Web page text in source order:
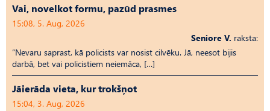
Vai, novelkot formu, pazūd prasmes
15:08, 5. Aug, 2026
Seniore V. raksta:
“Nevaru saprast, kā policists var nosist cilvēku. Jā, neesot bijis
darbā, bet vai policistiem neiemāca, […]
Jāierāda vieta, kur trokšņot
15:04, 3. Aug, 2026